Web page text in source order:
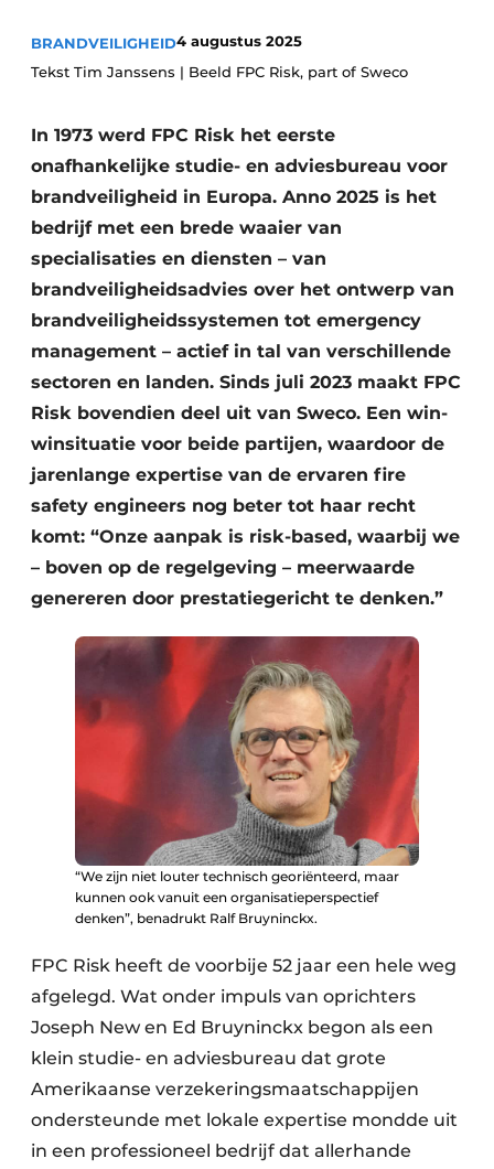
Vacatures
Aanmelden
Bedrijven
Bedrijven
Contact
Akoestiek
Brandveiligheid
BIM
Evenementen
Dak & Gevel
Houtbouw
HVAC
Interieurarchitectuur
Keukens
Renovatie
Software
Toegangscontrole
Veiligheid & Opleiding
BRANDVEILIGHEID4 augustus 2025
Tekst Tim Janssens | Beeld FPC Risk, part of Sweco
In 1973 werd FPC Risk het eerste
onafhankelijke studie- en adviesbureau voor
brandveiligheid in Europa. Anno 2025 is het
bedrijf met een brede waaier van
specialisaties en diensten – van
brandveiligheidsadvies over het ontwerp van
brandveiligheidssystemen tot emergency
management – actief in tal van verschillende
sectoren en landen. Sinds juli 2023 maakt FPC
Risk bovendien deel uit van Sweco. Een win-
winsituatie voor beide partijen, waardoor de
jarenlange expertise van de ervaren fire
safety engineers nog beter tot haar recht
komt: “Onze aanpak is risk-based, waarbij we
– boven op de regelgeving – meerwaarde
genereren door prestatiegericht te denken.”
“We zijn niet louter technisch georiënteerd, maar
kunnen ook vanuit een organisatieperspectief
denken”, benadrukt Ralf Bruyninckx.
FPC Risk heeft de voorbije 52 jaar een hele weg
afgelegd. Wat onder impuls van oprichters
Joseph New en Ed Bruyninckx begon als een
klein studie- en adviesbureau dat grote
Amerikaanse verzekeringsmaatschappijen
ondersteunde met lokale expertise mondde uit
in een professioneel bedrijf dat allerhande